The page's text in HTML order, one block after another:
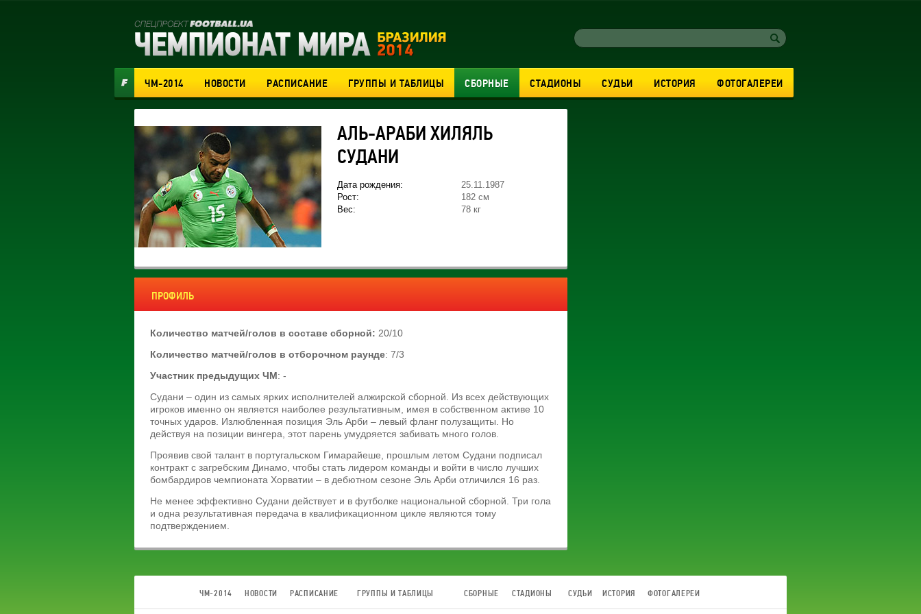
ЧМ-2014 НОВОСТИ РАСПИСАНИЕ ГРУППЫ И ТАБЛИЦЫ СБОРНЫЕ СТАДИОНЫ СУДЬИ ИСТОРИЯ ФОТОГАЛЕРЕИ
АЛЬ-АРАБИ ХИЛЯЛЬ
СУДАНИ
Дата рождения:
25.11.1987
Рост:
182 см
Вес:
78 кг
ПРОФИЛЬ
Количество матчей/голов в составе сборной: 20/10
Количество матчей/голов в отборочном раунде: 7/3
Участник предыдущих ЧМ: -
Судани – один из самых ярких исполнителей алжирской сборной. Из всех действующих
игроков именно он является наиболее результативным, имея в собственном активе 10
точных ударов. Излюбленная позиция Эль Арби – левый фланг полузащиты. Но
действуя на позиции вингера, этот парень умудряется забивать много голов.
Проявив свой талант в португальском Гимарайеше, прошлым летом Судани подписал
контракт с загребским Динамо, чтобы стать лидером команды и войти в число лучших
бомбардиров чемпионата Хорватии – в дебютном сезоне Эль Арби отличился 16 раз.
Не менее эффективно Судани действует и в футболке национальной сборной. Три гола
и одна результативная передача в квалификационном цикле являются тому
подтверждением.
ЧМ-2014 НОВОСТИ РАСПИСАНИЕ ГРУППЫ И ТАБЛИЦЫ СБОРНЫЕ СТАДИОНЫ СУДЬИ ИСТОРИЯ ФОТОГАЛЕРЕИ